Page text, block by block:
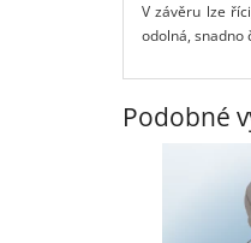
V závěru lze
odolná, snadno
Podobné